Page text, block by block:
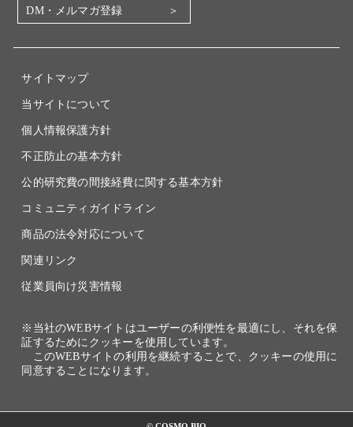
電子公告
DM・メルマガ登録
サイトマップ
当サイトについて
個人情報保護方針
不正防止の基本方針
公的研究費の間接経費に関する基本方針
コミュニティガイドライン
商品の法令対応について
関連リンク
従業員向け災害情報
※当社のWEBサイトはユーザーの利便性を最適にし、それを保
証するためにクッキーを使用しています。
このWEBサイトの利用を継続することで、クッキーの使用に
同意することになります。